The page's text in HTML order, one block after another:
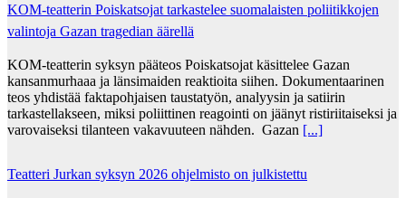
KOM-teatterin Poiskatsojat tarkastelee suomalaisten poliitikkojen
valintoja Gazan tragedian äärellä
KOM-teatterin syksyn pääteos Poiskatsojat käsittelee Gazan
kansanmurhaaa ja länsimaiden reaktioita siihen. Dokumentaarinen
teos yhdistää faktapohjaisen taustatyön, analyysin ja satiirin
tarkastellakseen, miksi poliittinen reagointi on jäänyt ristiriitaiseksi ja
varovaiseksi tilanteen vakavuuteen nähden. Gazan [...]
Teatteri Jurkan syksyn 2026 ohjelmisto on julkistettu